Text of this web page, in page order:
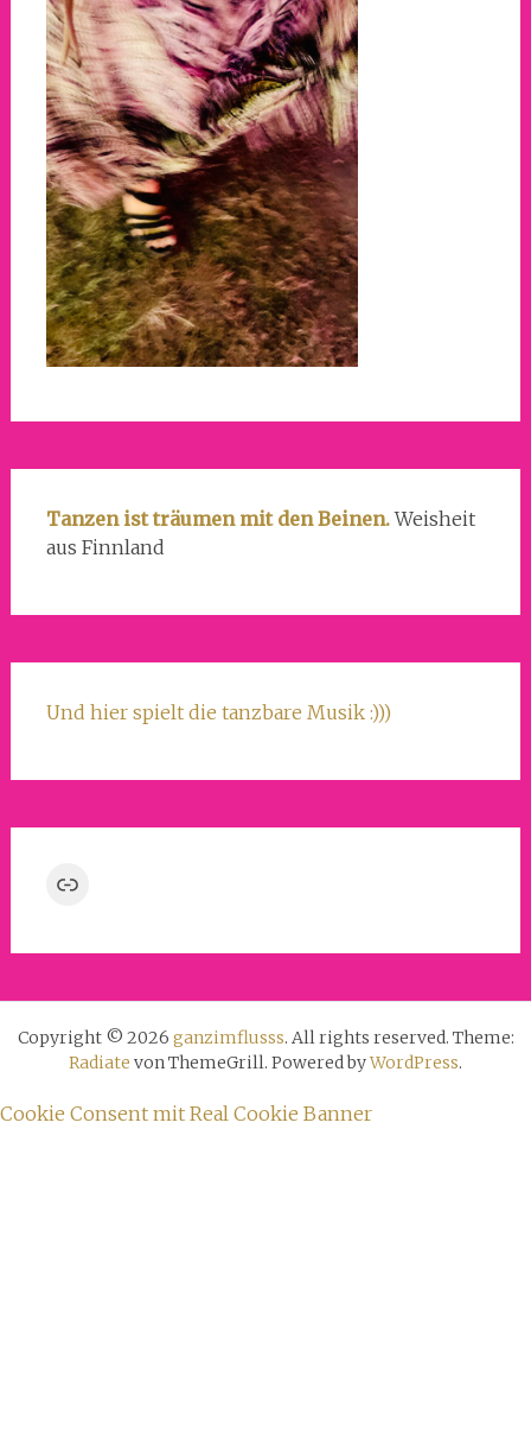
Tanzen ist träumen mit den Beinen. Weisheit
aus Finnland
Und hier spielt die tanzbare Musik :)))
Link
Copyright © 2026 ganzimflusss. All rights reserved. Theme:
Radiate von ThemeGrill. Powered byWordPress.
Cookie Consent mit Real Cookie Banner